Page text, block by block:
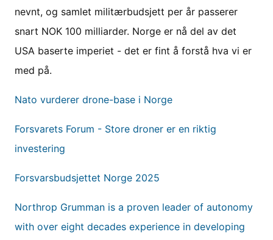
nevnt, og samlet militærbudsjett per år passerer
snart NOK 100 milliarder. Norge er nå del av det
USA baserte imperiet - det er fint å forstå hva vi er
med på.
Nato vurderer drone-base i Norge
Forsvarets Forum - Store droner er en riktig
investering
Forsvarsbudsjettet Norge 2025
Northrop Grumman is a proven leader of autonomy
with over eight decades experience in developing